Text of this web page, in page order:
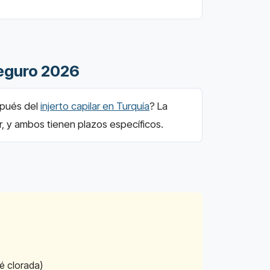
2026
del injerto capilar en Turquía? La
y ambos tienen plazos específicos.
clorada)